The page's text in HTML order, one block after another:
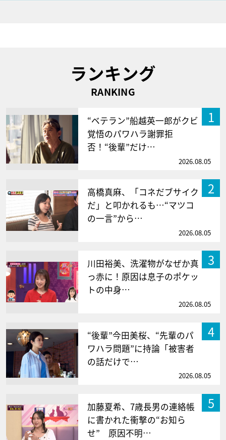
ランキング
RANKING
1
“ベテラン”船越英一郎がクビ
覚悟のパワハラ謝罪拒
否！“後輩”だけ…
2026.08.05
2
高橋真麻、「コネだブサイク
だ」と叩かれるも…“マツコ
の一言”から…
2026.08.05
3
川田裕美、洗濯物がなぜか真
っ赤に！原因は息子のポケッ
トの中身…
2026.08.05
4
“後輩”今田美桜、“先輩のパ
ワハラ問題”に持論「被害者
の話だけで…
2026.08.05
5
加藤夏希、7歳長男の連絡帳
に書かれた衝撃の“お知ら
せ” 原因不明…